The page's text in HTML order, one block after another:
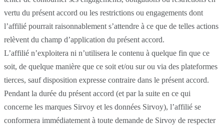
vertu du présent accord ou les restrictions ou engagements dont
l’affilié pourrait raisonnablement s’attendre à ce que de telles actions
relèvent du champ d’application du présent accord.
L’affilié n’exploitera ni n’utilisera le contenu à quelque fin que ce
soit, de quelque manière que ce soit et/ou sur ou via des plateformes
tierces, sauf disposition expresse contraire dans le présent accord.
Pendant la durée du présent accord (et par la suite en ce qui
concerne les marques Sirvoy et les données Sirvoy), l’affilié se
conformera immédiatement à toute demande de Sirvoy de respecter